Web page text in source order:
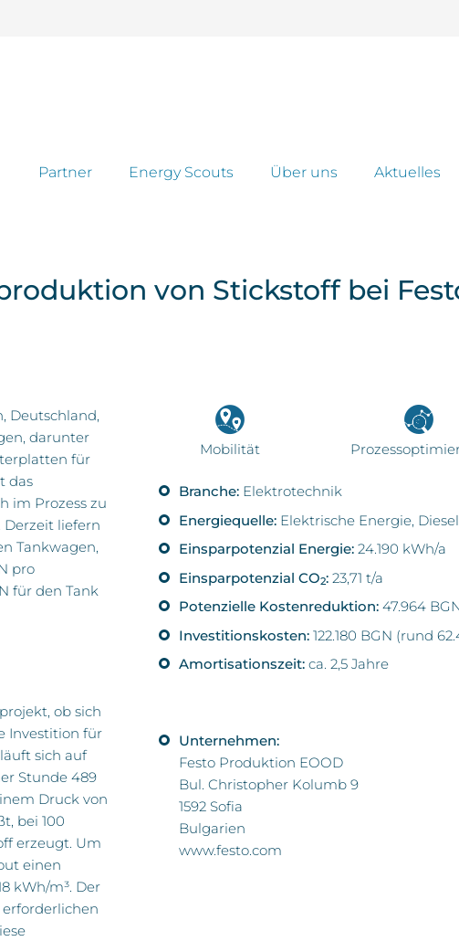
Partner Energy Scouts Über uns Aktuelles
von Stickstoff bei
Deutschland,
darunter
für
das
im Prozess zu
liefern
Tankwagen,
pro
für den Tank
ob sich
Investition für
sich auf
Stunde 489
Druck von
bei 100
erzeugt. Um
einen
kWh/m³. Der
Mobilität
Branche:Elektrotechnik
Energiequelle:Elektrische Energie, Diesel
Einsparpotenzial Energie:24.190 kWh/a
Einsparpotenzial CO2:23,71 t/a
Potenzielle Kostenreduktion:47.964
Investitionskosten:122.180 BGN (rund
Amortisationszeit:ca. 2,5 Jahre
Unternehmen:
Festo Produktion EOOD
Bul. Christopher Kolumb 9
1592 Sofia
Bulgarien
www.festo.com